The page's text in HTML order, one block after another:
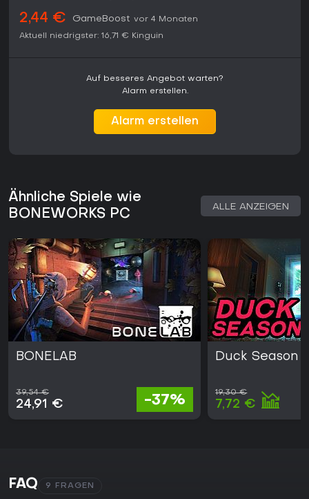
2,44 € GameBoost vor 4 Monaten
Aktuell niedrigster: 16,71 € Kinguin
Auf besseres Angebot warten?
Alarm erstellen.
Alarm erstellen
Ähnliche Spiele wie
BONEWORKS PC
ALLE ANZEIGEN
BONELAB
39,54 €
24,91 € -37%
Duck Season
19,30 €
7,72 €
FAQ 9 FRAGEN